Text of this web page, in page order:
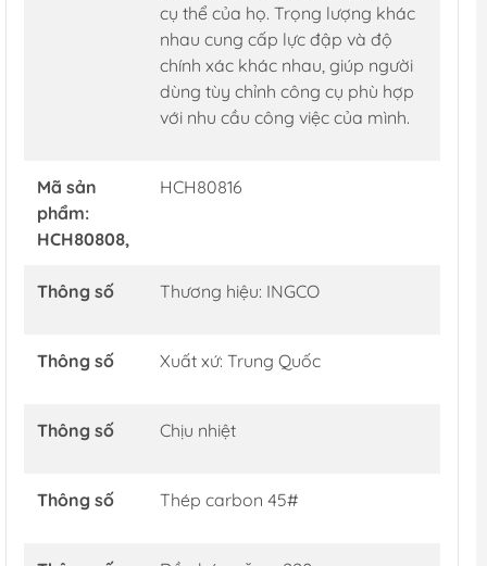
cụ thể của họ. Trọng lượng khác
nhau cung cấp lực đập và độ
chính xác khác nhau, giúp người
dùng tùy chỉnh công cụ phù hợp
với nhu cầu công việc của mình.
Mã sản
phẩm:
HCH80808,
HCH80816
Thông số Thương hiệu: INGCO
Thông số Xuất xứ: Trung Quốc
Thông số Chịu nhiệt
Thông số Thép carbon 45#